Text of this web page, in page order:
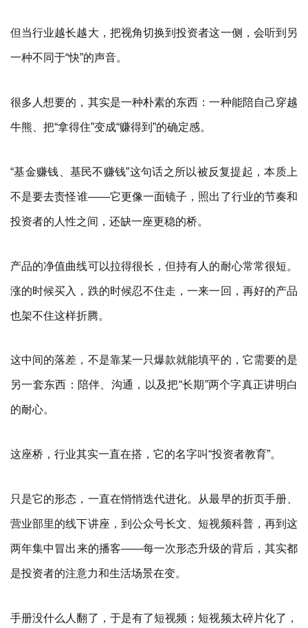
但当行业越长越大，把视角切换到投资者这一侧，会听到另
一种不同于“快”的声音。
很多人想要的，其实是一种朴素的东西：一种能陪自己穿越
牛熊、把“拿得住”变成“赚得到”的确定感。
“基金赚钱、基民不赚钱”这句话之所以被反复提起，本质上
不是要去责怪谁——它更像一面镜子，照出了行业的节奏和
投资者的人性之间，还缺一座更稳的桥。
产品的净值曲线可以拉得很长，但持有人的耐心常常很短。
涨的时候买入，跌的时候忍不住走，一来一回，再好的产品
也架不住这样折腾。
这中间的落差，不是靠某一只爆款就能填平的，它需要的是
另一套东西：陪伴、沟通，以及把“长期”两个字真正讲明白
的耐心。
这座桥，行业其实一直在搭，它的名字叫“投资者教育”。
只是它的形态，一直在悄悄迭代进化。从最早的折页手册、
营业部里的线下讲座，到公众号长文、短视频科普，再到这
两年集中冒出来的播客——每一次形态升级的背后，其实都
是投资者的注意力和生活场景在变。
手册没什么人翻了，于是有了短视频；短视频太碎片化了，